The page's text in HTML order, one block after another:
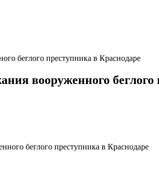
беглого преступника в Краснодаре
вооруженного